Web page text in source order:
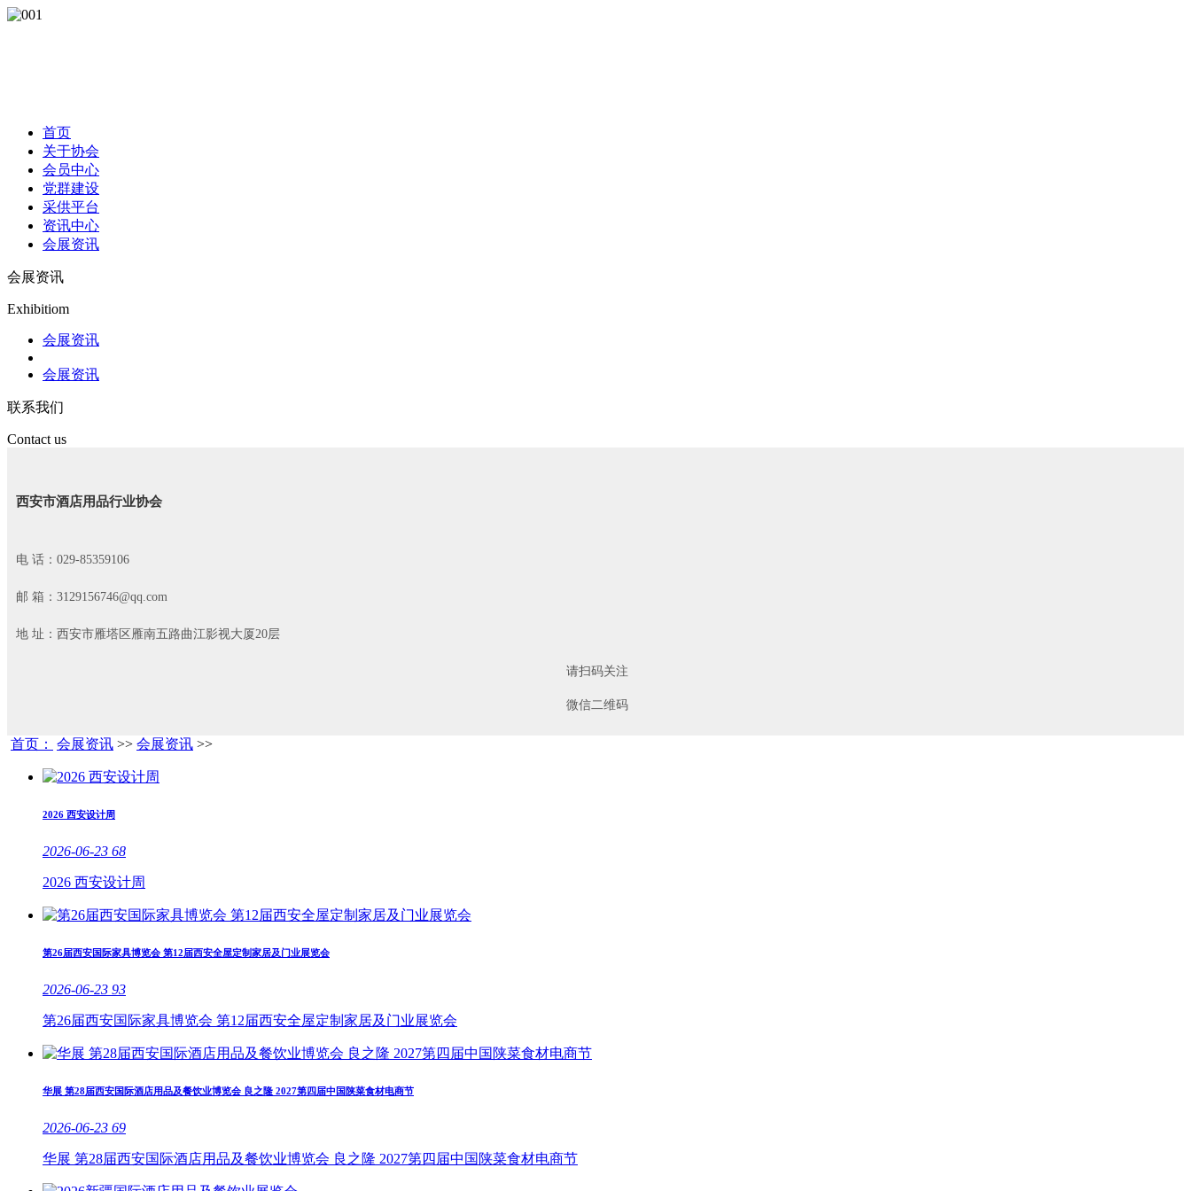
首页
关于协会
会员中心
党群建设
采供平台
资讯中心
会展资讯
会展资讯
Exhibitiom
会展资讯
会展资讯
联系我们
Contact us
西安市酒店用品行业协会
电 话：029-85359106
邮 箱：3129156746@qq.com
地 址：西安市雁塔区雁南五路曲江影视大厦20层
请扫码关注
微信二维码
首页： 会展资讯 >> 会展资讯 >>
2026 西安设计周
2026-06-23 68
2026 西安设计周
第26届西安国际家具博览会 第12届西安全屋定制家居及门业展览会
2026-06-23 93
第26届西安国际家具博览会 第12届西安全屋定制家居及门业展览会
华展 第28届西安国际酒店用品及餐饮业博览会 良之隆 2027第四届中国陕菜食材电商节
2026-06-23 69
华展 第28届西安国际酒店用品及餐饮业博览会 良之隆 2027第四届中国陕菜食材电商节